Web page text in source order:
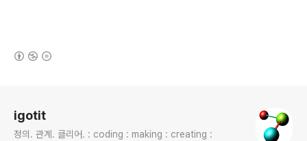
igotit
정의. 관계. 클리어. : coding : making : creating :